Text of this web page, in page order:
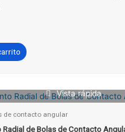
Vista rápida
de contacto angular
de Bolas de Contacto